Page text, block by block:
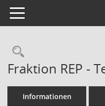
Toggle navigation
Fraktion REP -
Informationen